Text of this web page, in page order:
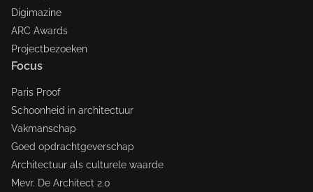
Digimazine
ARC Awards
Projectbezoeken
Focus
Paris Proof
Schoonheid in architectuur
Vakmanschap
Goed opdrachtgeverschap
Architectuur als culturele waarde
Mevr. De Architect 2.0